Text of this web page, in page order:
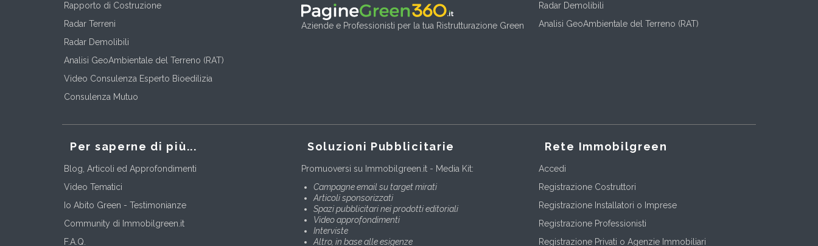
Rapporto di Costruzione
Radar Terreni
Radar Demolibili
Analisi GeoAmbientale del Terreno (RAT)
Video Consulenza Esperto Bioedilizia
Consulenza Mutuo
Aziende e Professionisti per la tua Ristrutturazione Green
Radar Demolibili
Analisi GeoAmbientale del Terreno (RAT)
Per saperne di più...
Blog, Articoli ed Approfondimenti
Video Tematici
Io Abito Green - Testimonianze
Community di Immobilgreen.it
F.A.Q.
Soluzioni Pubblicitarie
Promuoversi su Immobilgreen.it - Media Kit:
Campagne email su target mirati
Articoli sponsorizzati
Spazi pubblicitari nei prodotti editoriali
Video approfondimenti
Interviste
Altro, in base alle esigenze
Rete Immobilgreen
Accedi
Registrazione Costruttori
Registrazione Installatori o Imprese
Registrazione Professionisti
Registrazione Privati o Agenzie Immobiliari